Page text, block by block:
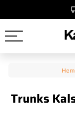
Hem
Trunks